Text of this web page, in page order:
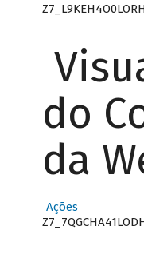
do
da
Ações